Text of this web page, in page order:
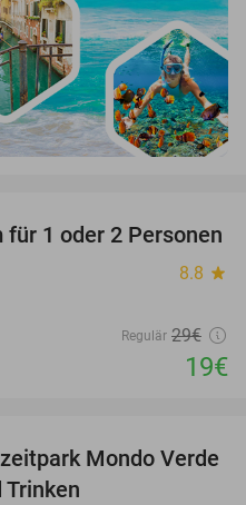
34%
für 1 oder 2 Personen
8.8 star
Regulär 29€
19€
25%
Mondo Verde
Trinken